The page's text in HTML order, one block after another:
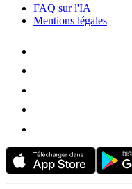
FAQ sur l'IA
Mentions légales